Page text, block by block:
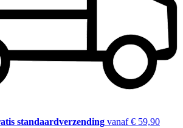
standaardverzending vanaf € 59,90